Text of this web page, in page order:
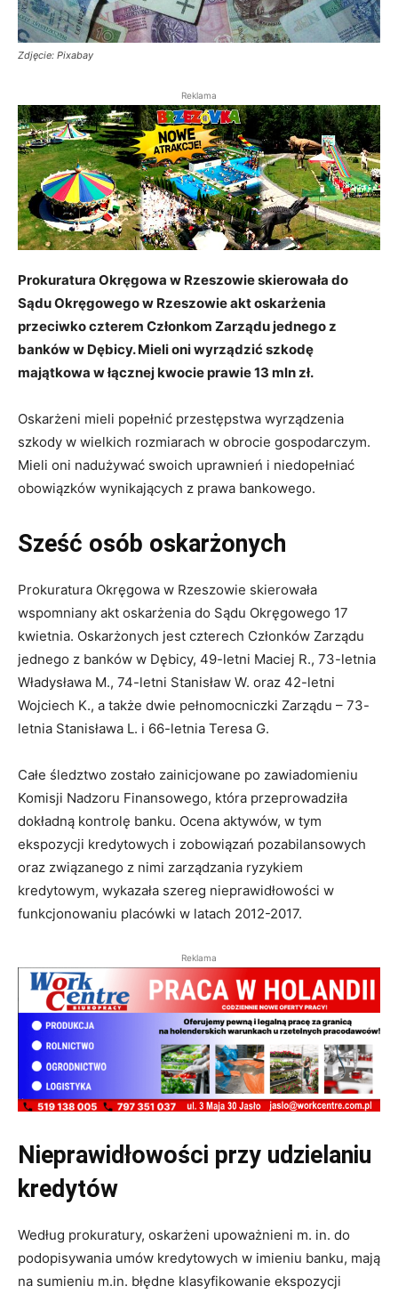
Zdjęcie: Pixabay
Reklama
Prokuratura Okręgowa w Rzeszowie skierowała do
Sądu Okręgowego w Rzeszowie akt oskarżenia
przeciwko czterem Członkom Zarządu jednego z
banków w Dębicy. Mieli oni wyrządzić szkodę
majątkowa w łącznej kwocie prawie 13 mln zł.
Oskarżeni mieli popełnić przestępstwa wyrządzenia
szkody w wielkich rozmiarach w obrocie gospodarczym.
Mieli oni nadużywać swoich uprawnień i niedopełniać
obowiązków wynikających z prawa bankowego.
Sześć osób oskarżonych
Prokuratura Okręgowa w Rzeszowie skierowała
wspomniany akt oskarżenia do Sądu Okręgowego 17
kwietnia. Oskarżonych jest czterech Członków Zarządu
jednego z banków w Dębicy, 49-letni Maciej R., 73-letnia
Władysława M., 74-letni Stanisław W. oraz 42-letni
Wojciech K., a także dwie pełnomocniczki Zarządu – 73-
letnia Stanisława L. i 66-letnia Teresa G.
Całe śledztwo zostało zainicjowane po zawiadomieniu
Komisji Nadzoru Finansowego, która przeprowadziła
dokładną kontrolę banku. Ocena aktywów, w tym
ekspozycji kredytowych i zobowiązań pozabilansowych
oraz związanego z nimi zarządzania ryzykiem
kredytowym, wykazała szereg nieprawidłowości w
funkcjonowaniu placówki w latach 2012-2017.
Reklama
Nieprawidłowości przy udzielaniu
kredytów
Według prokuratury, oskarżeni upoważnieni m. in. do
podopisywania umów kredytowych w imieniu banku, mają
na sumieniu m.in. błędne klasyfikowanie ekspozycji